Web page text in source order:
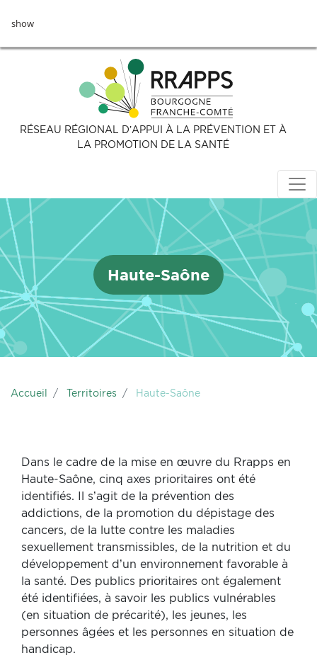
aushow
RÉSEAU RÉGIONAL D’APPUI À LA PRÉVENTION ET À
LA PROMOTION DE LA SANTÉ
Haute-Saône
Accueil Territoires Haute-Saône
Dans le cadre de la mise en œuvre du Rrapps en
Haute-Saône, cinq axes prioritaires ont été
identifiés. Il s’agit de la prévention des
addictions, de la promotion du dépistage des
cancers, de la lutte contre les maladies
sexuellement transmissibles, de la nutrition et du
développement d’un environnement favorable à
la santé. Des publics prioritaires ont également
été identifiées, à savoir les publics vulnérables
(en situation de précarité), les jeunes, les
personnes âgées et les personnes en situation de
handicap.